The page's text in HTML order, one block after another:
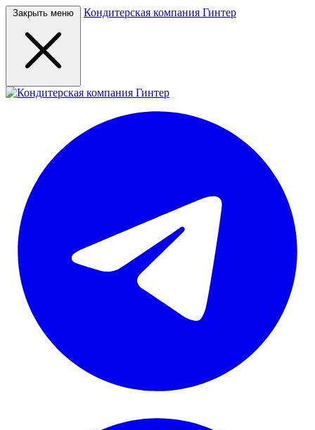
Закрыть меню Кондитерская компания Гинтер